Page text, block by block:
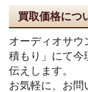
買取価格につ
オーディオサウ
積もり」にて今
伝えします。
お気軽に、お問